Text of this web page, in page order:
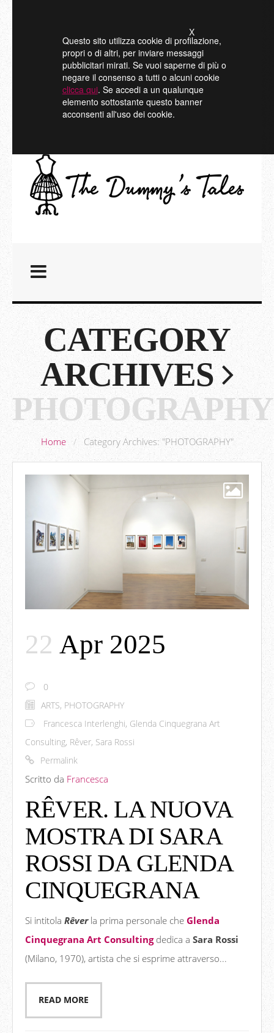
Questo sito utilizza cookie di profilazione,
propri o di altri, per inviare messaggi
pubblicitari mirati. Se vuoi saperne di più o
negare il consenso a tutti o alcuni cookie
clicca qui. Se accedi a un qualunque
elemento sottostante questo banner
acconsenti all'uso dei cookie.
X
CATEGORY
ARCHIVES
PHOTOGRAPHY
Home / Category Archives: "PHOTOGRAPHY"
22 Apr 2025
0
ARTS, PHOTOGRAPHY
Francesca Interlenghi, Glenda Cinquegrana Art
Consulting, Rêver, Sara Rossi
Permalink
Scritto da Francesca
RÊVER. LA NUOVA
MOSTRA DI SARA
ROSSI DA GLENDA
CINQUEGRANA
Si intitola Rêverla prima personale che Glenda
Cinquegrana Art Consultingdedica a Sara Rossi
(Milano, 1970), artista che si esprime attraverso...
READ MORE